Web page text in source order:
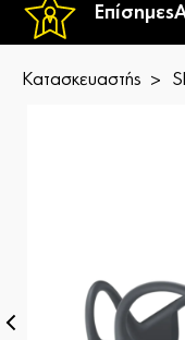
Επίσημες
Κατασκευαστής